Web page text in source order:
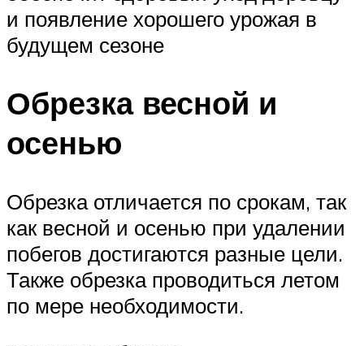
и появление хорошего урожая в
будущем сезоне
Обрезка весной и
осенью
Обрезка отличается по срокам, так
как весной и осенью при удалении
побегов достигаются разные цели.
Также обрезка проводиться летом
по мере необходимости.